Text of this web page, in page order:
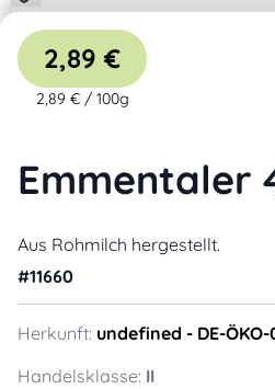
Emmentaler
Aus Rohmilch hergestellt.
#11660
Herkunft: undefined - DE-
Handelsklasse: II
2,89 €
2,89 €/ 100g